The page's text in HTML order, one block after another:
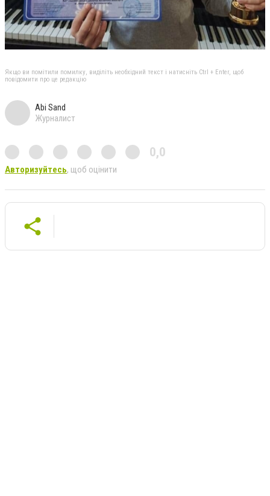
Якщо ви помітили помилку, виділіть необхідний текст і натисніть Ctrl + Enter, щоб
повідомити про це редакцію
Abi Sand
Журналист
0,0
Авторизуйтесь, щоб оцінити